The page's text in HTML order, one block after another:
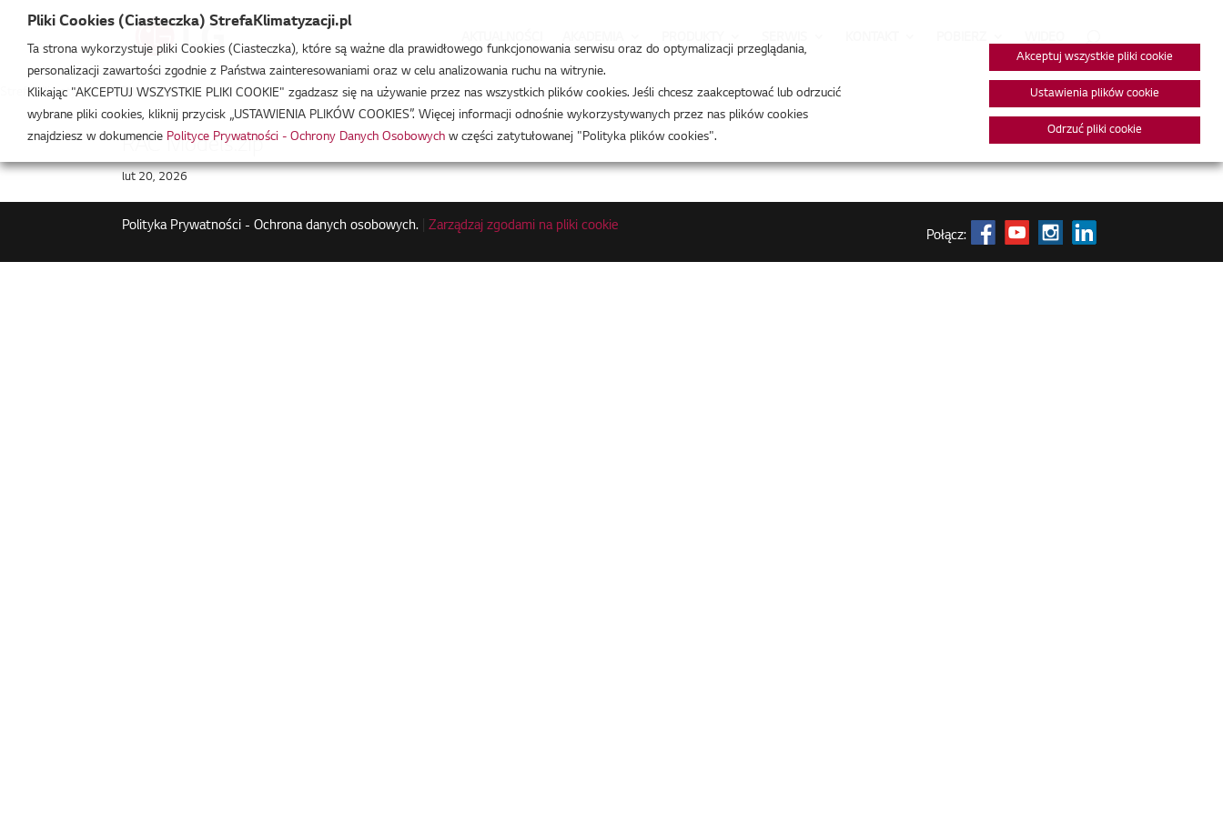
Strefa Klimatyzacji /P09MN
RAC Models.zip
lut 20, 2026
Polityka Prywatności - Ochrona danych osobowych. |Zarządzaj zgodami na pliki cookie
Połącz:
Pliki Cookies (Ciasteczka) StrefaKlimatyzacji.pl
Ta strona wykorzystuje pliki Cookies (Ciasteczka), które są ważne dla prawidłowego funkcjonowania serwisu oraz do optymalizacji przeglądania,
personalizacji zawartości zgodnie z Państwa zainteresowaniami oraz w celu analizowania ruchu na witrynie.
Klikając "AKCEPTUJ WSZYSTKIE PLIKI COOKIE" zgadzasz się na używanie przez nas wszystkich plików cookies. Jeśli chcesz zaakceptować lub odrzucić
wybrane pliki cookies, kliknij przycisk „USTAWIENIA PLIKÓW COOKIES”. Więcej informacji odnośnie wykorzystywanych przez nas plików cookies
znajdziesz w dokumencie Polityce Prywatności - Ochrony Danych Osobowych w części zatytułowanej "Polityka plików cookies".
Akceptuj wszystkie pliki cookie
Ustawienia plików cookie
Odrzuć pliki cookie